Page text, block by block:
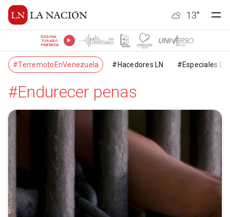
13°
ESCUCHÁ
TU RADIO
PREFERIDA
#TerremotoEnVenezuela #Hacedores LN #Especiales LN
#Endurecer penas